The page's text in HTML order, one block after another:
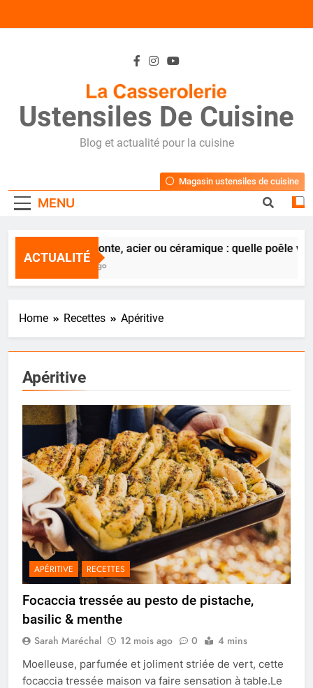
Ustensiles De Cuisine
Blog et actualité pour la cuisine
MENU
Magasin ustensiles de cuisine
ACTUALITÉ
Inox, fonte, acier ou céramique : quelle poêle vous
2 Ans Ago
Home Recettes Apéritive
Apéritive
APÉRITIVE RECETTES
Focaccia tressée au pesto de pistache,
basilic & menthe
Sarah Maréchal 12 mois ago 0 4 mins
Moelleuse, parfumée et joliment striée de vert, cette
focaccia tressée maison va faire sensation à table.Le